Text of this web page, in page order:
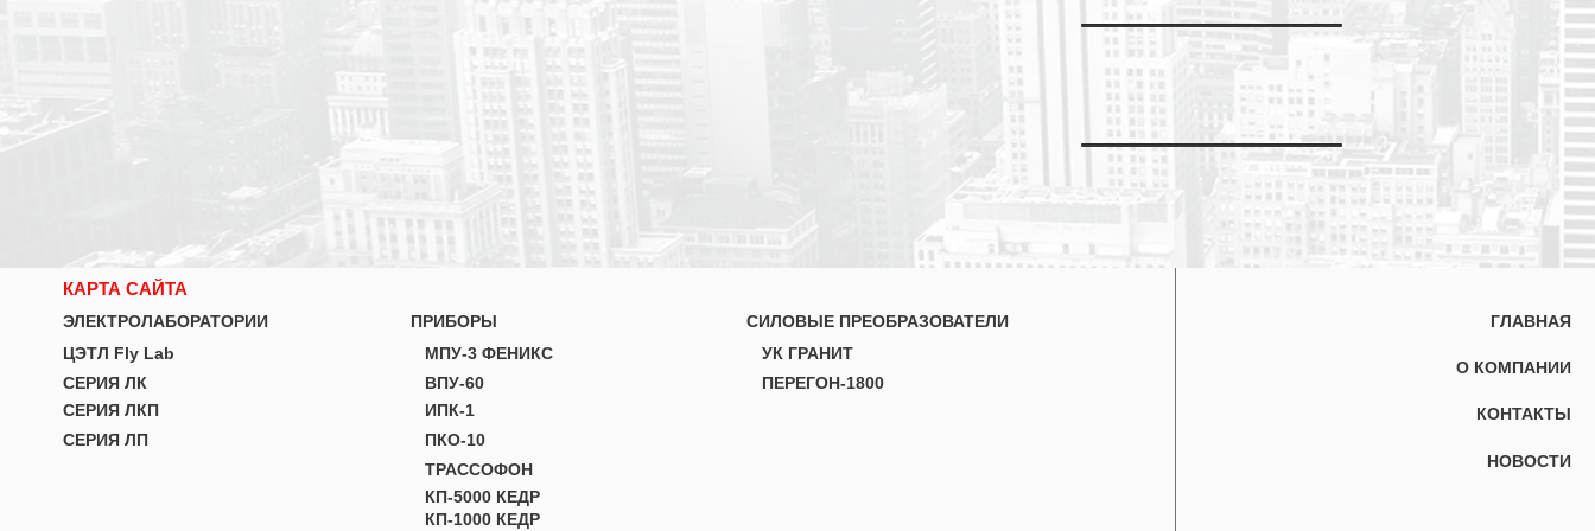
КАРТА САЙТА
ЭЛЕКТРОЛАБОРАТОРИИ
ЦЭТЛ Fly Lab
СЕРИЯ ЛК
СЕРИЯ ЛКП
СЕРИЯ ЛП
ПРИБОРЫ
МПУ-3 ФЕНИКС
ВПУ-60
СИЛОВЫЕ ПРЕОБРАЗОВАТЕЛИ
УК ГРАНИТ
ПЕРЕГОН-1800
ИПК-1
ПКО-10
ТРАССОФОН
КП-5000 КЕДР
КП-1000 КЕДР
ГЛАВНАЯ
О КОМПАНИИ
КОНТАКТЫ
НОВОСТИ